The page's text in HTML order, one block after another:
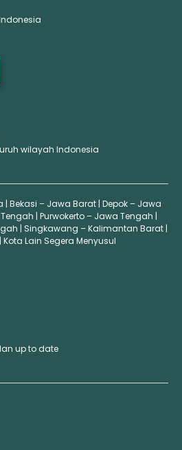
wilayah Indonesia
| Bekasi – Jawa Barat | Depok – Jawa
| Purwokerto – Jawa Tengah |
| Singkawang – Kalimantan Barat |
Lain Segera Menyusul
up to date